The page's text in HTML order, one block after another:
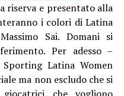
riserva e presentato alla
i colori di Latina
Sai. Domani si
Per adesso –
Latina Women
ma non escludo che si